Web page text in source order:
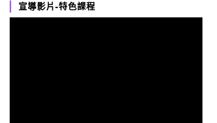
宣導影片-特色課程